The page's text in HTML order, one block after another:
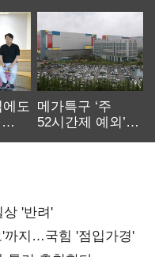
도 메가특구 ‘주
52시간제 예외’
'반려'
'까지…국힘 '점입가경'